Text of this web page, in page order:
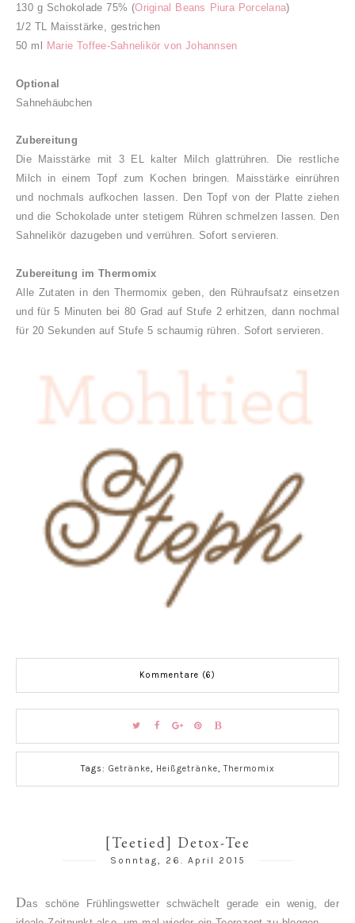
130 g Schokolade 75% (Original Beans Piura Porcelana)
1/2 TL Maisstärke, gestrichen
50 ml
Marie Toffee-Sahnelikör von Johannsen
Optional
Sahnehäubchen
Zubereitung
Die Maisstärke mit 3 EL kalter Milch glattrühren. Die restliche
Milch in einem Topf zum Kochen bringen. Maisstärke einrühren
und nochmals aufkochen lassen. Den Topf von der Platte ziehen
und die Schokolade unter stetigem Rühren schmelzen lassen. Den
Sahnelikör dazugeben und verrühren. Sofort servieren.
Zubereitung im Thermomix
Alle Zutaten in den Thermomix geben, den Rühraufsatz einsetzen
und für 5 Minuten bei 80 Grad auf Stufe 2 erhitzen, dann nochmal
für 20 Sekunden auf Stufe 5 schaumig rühren. Sofort servieren.
Kommentare (6)
Tags: Getränke, Heißgetränke,Thermomix
[Teetied] Detox-Tee
Sonntag, 26. April 2015
Das schöne Frühlingswetter schwächelt gerade ein wenig, der